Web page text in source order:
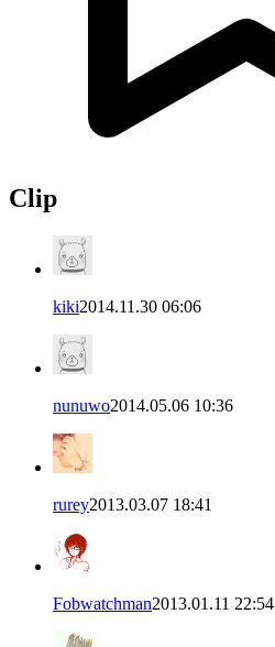
Clip
kiki2014.11.30 06:06
nunuwo2014.05.06 10:36
rurey2013.03.07 18:41
Fobwatchman2013.01.11 22:54